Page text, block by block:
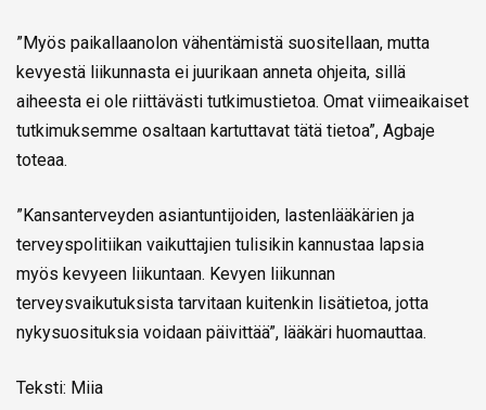
”Myös paikallaanolon vähentämistä suositellaan, mutta
kevyestä liikunnasta ei juurikaan anneta ohjeita, sillä
aiheesta ei ole riittävästi tutkimustietoa. Omat viimeaikaiset
tutkimuksemme osaltaan kartuttavat tätä tietoa”, Agbaje
toteaa.
”Kansanterveyden asiantuntijoiden, lastenlääkärien ja
terveyspolitiikan vaikuttajien tulisikin kannustaa lapsia
myös kevyeen liikuntaan. Kevyen liikunnan
terveysvaikutuksista tarvitaan kuitenkin lisätietoa, jotta
nykysuosituksia voidaan päivittää”, lääkäri huomauttaa.
Teksti: Miia